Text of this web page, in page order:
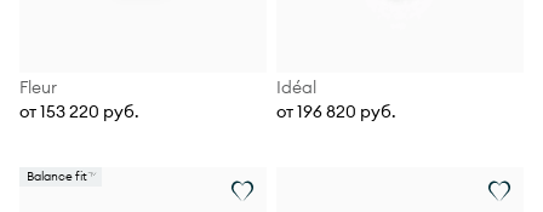
Fleur
от 153 220 руб.
Idéal
от 196 820 руб.
Balance fit